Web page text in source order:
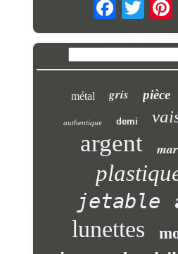
métal gris pièce
authentique demi
argent
jetable
lunettes